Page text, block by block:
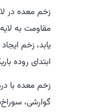
زخم معده در
مقاومت به
یابد، زخم
ابتدای روده
زخم معده با
گوارشی،